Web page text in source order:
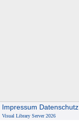
Impressum Datenschutz
Visual Library Server 2026